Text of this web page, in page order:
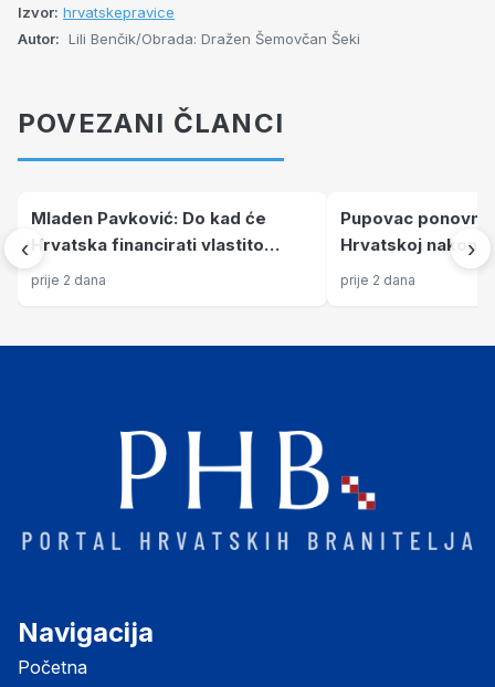
Izvor: hrvatskepravice
Autor: Lili Benčik/Obrada: Dražen Šemovčan Šeki
POVEZANI ČLANCI
‹
Mladen Pavković: Do kad će
Hrvatska financirati vlastito
blaćenje?
prije 2 dana
Pupovac
Hrvatskoj nakon
Srbije i dalje
prije 2 dana
›
Navigacija
Početna